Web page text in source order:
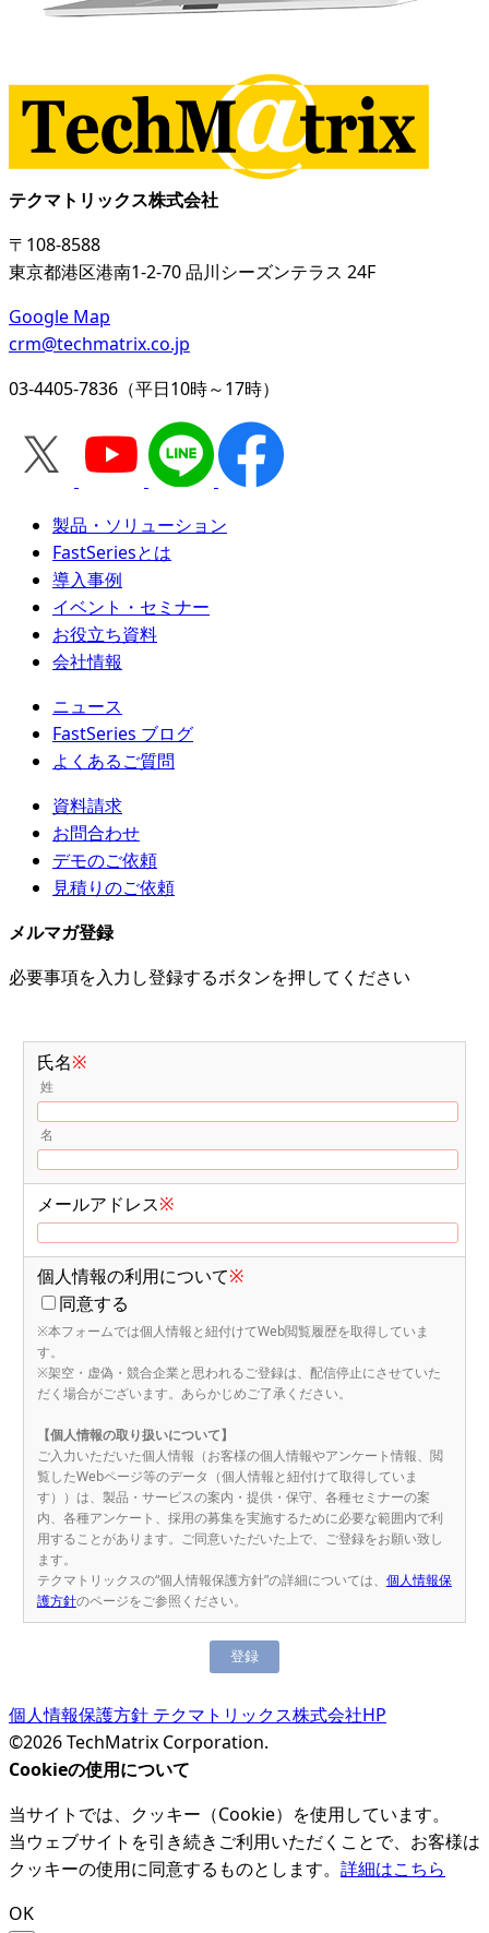
テクマトリックス株式会社
〒108-8588
東京都港区港南1-2-70 品川シーズンテラス 24F
Google Map
crm@techmatrix.co.jp
03-4405-7836（平日10時～17時）
製品・ソリューション
FastSeriesとは
導入事例
イベント・セミナー
お役立ち資料
会社情報
ニュース
FastSeries ブログ
よくあるご質問
資料請求
お問合わせ
デモのご依頼
見積りのご依頼
メルマガ登録
必要事項を入力し登録するボタンを押してください
氏名※
姓
名
メールアドレス※
個人情報の利用について※
同意する
※本フォームでは個人情報と紐付けてWeb閲覧履歴を取得していま
す。
※架空・虚偽・競合企業と思われるご登録は、配信停止にさせていた
だく場合がございます。あらかじめご了承ください。
【個人情報の取り扱いについて】
ご入力いただいた個人情報（お客様の個人情報やアンケート情報、閲
覧したWebページ等のデータ（個人情報と紐付けて取得していま
す））は、製品・サービスの案内・提供・保守、各種セミナーの案
内、各種アンケート、採用の募集を実施するために必要な範囲内で利
用することがあります。ご同意いただいた上で、ご登録をお願い致し
ます。
テクマトリックスの“個人情報保護方針”の詳細については、 個人情報保
護方針のページをご参照ください。
個人情報保護方針 テクマトリックス株式会社HP
©2026 TechMatrix Corporation.
Cookieの使用について
当サイトでは、クッキー（Cookie）を使用しています。
当ウェブサイトを引き続きご利用いただくことで、お客様は
クッキーの使用に同意するものとします。 詳細はこちら
OK